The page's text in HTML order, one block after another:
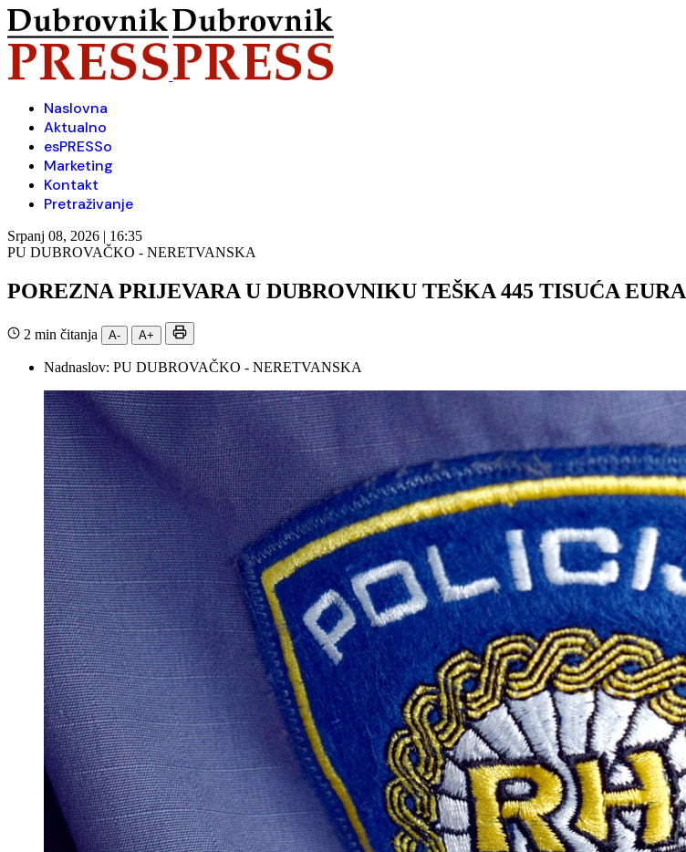
Naslovna
Aktualno
esPRESSo
Marketing
Kontakt
Pretraživanje
Srpanj 08, 2026 | 16:35
PU DUBROVAČKO - NERETVANSKA
POREZNA PRIJEVARA U DUBROVNIKU TEŠKA 445 TISUĆA EURA
2 min čitanja A- A+
Nadnaslov: PU DUBROVAČKO - NERETVANSKA